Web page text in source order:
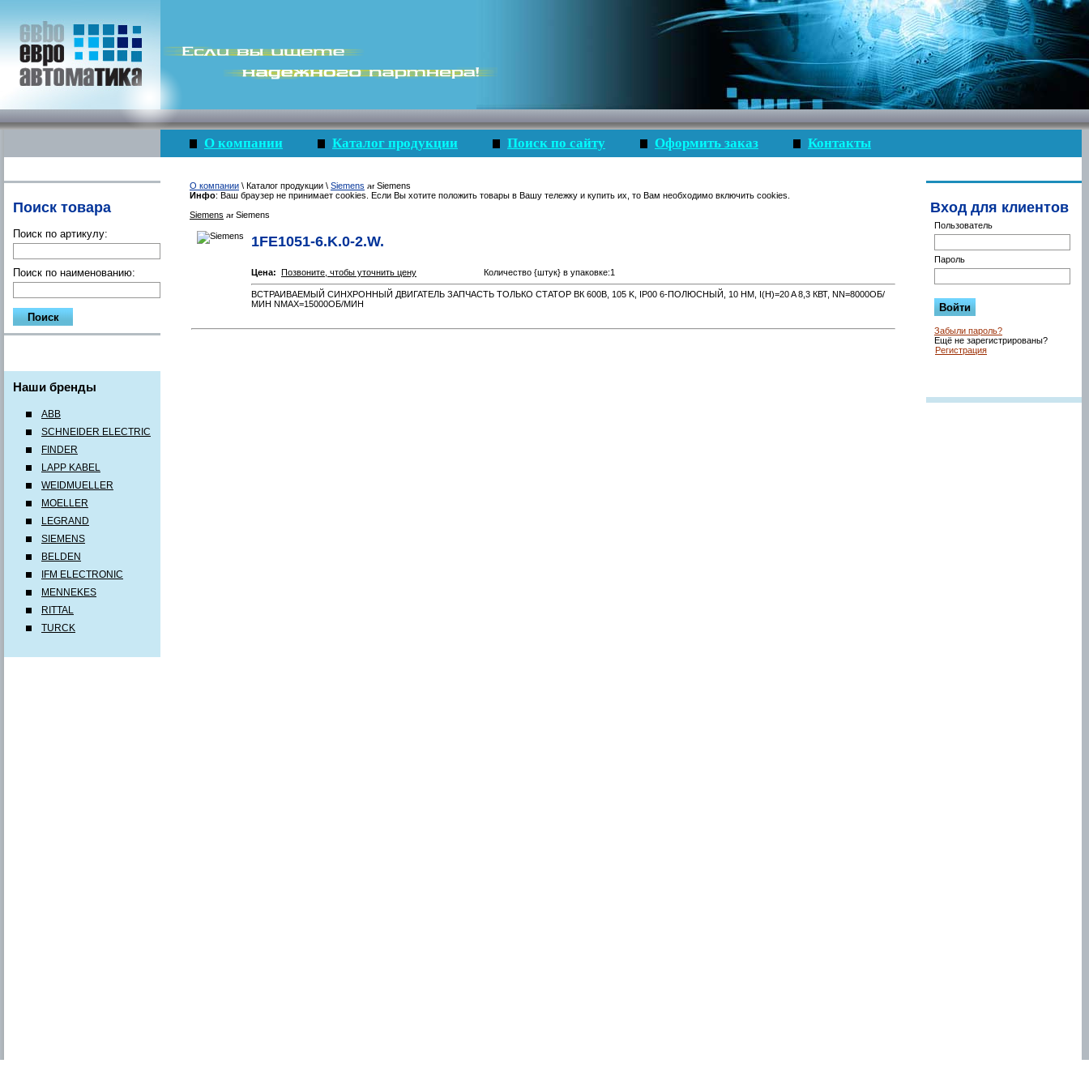
Поиск товара
Поиск по артикулу:
Поиск по наименованию:
Наши бренды
ABB
SCHNEIDER ELECTRIC
FINDER
LAPP KABEL
WEIDMUELLER
MOELLER
LEGRAND
SIEMENS
BELDEN
IFM ELECTRONIC
MENNEKES
RITTAL
TURCK
О компании Каталог продукции Поиск по сайту Оформить заказ Контакты
О компании \ Каталог продукции \ Siemens
Siemens
Инфо: Ваш браузер не принимает cookies. Если Вы хотите положить товары в Вашу тележку и купить их, то Вам необходимо включить cookies.
Siemens
Siemens
1FE1051-6.K.0-2.W.
Цена: Позвоните, чтобы уточнить цену Количество {штук} в упаковке:1
ВСТРАИВАЕМЫЙ СИНХРОННЫЙ ДВИГАТЕЛЬ ЗАПЧАСТЬ ТОЛЬКО СТАТОР ВК 600В, 105 K, IP00 6-ПОЛЮСНЫЙ, 10 НМ, I(Н)=20 A 8,3 КВТ, NN=8000ОБ/
МИН NMAX=15000ОБ/МИН
Вход для клиентов
Пользователь
Пароль
Забыли пароль?
Ещё не зарегистрированы?
Регистрация